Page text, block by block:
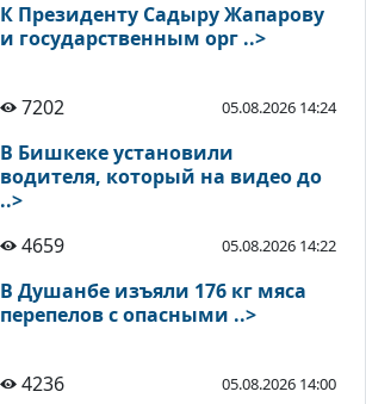
К Президенту Садыру Жапарову
и государственным орг ..>
7202 05.08.2026 14:24
В Бишкеке установили
водителя, который на видео до
..>
4659
05.08.2026 14:22
В Душанбе изъяли 176 кг мяса
перепелов с опасными ..>
4236 05.08.2026 14:00